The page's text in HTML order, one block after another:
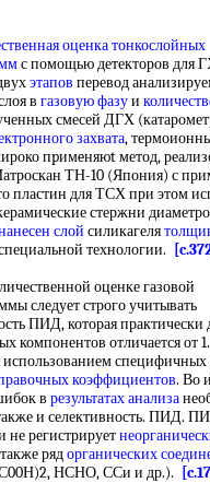
оценкатонкослойных
с помощью детекторов для
этапов перевод
в газовую фазуи
смесей ДГХ
захвата,
пpимeняюt метод,
ТН-10 (Япония) с
пластин для ТСХ при этом
стержни
слой силикагеля
технологии.
оценке газовой
следует строго учитывать
ПИД, которая практически
компонентов отличается от
использованием специфичных
коэффициентов. Во
в результатах анализа
и селективность. ПИД.
не регистрирует
рядорганических
НСНО, ССи и др.).